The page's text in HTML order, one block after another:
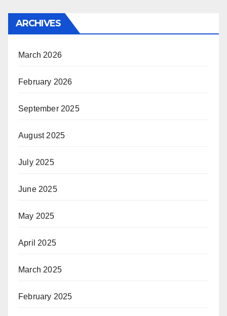
ARCHIVES
March 2026
February 2026
September 2025
August 2025
July 2025
June 2025
May 2025
April 2025
March 2025
February 2025